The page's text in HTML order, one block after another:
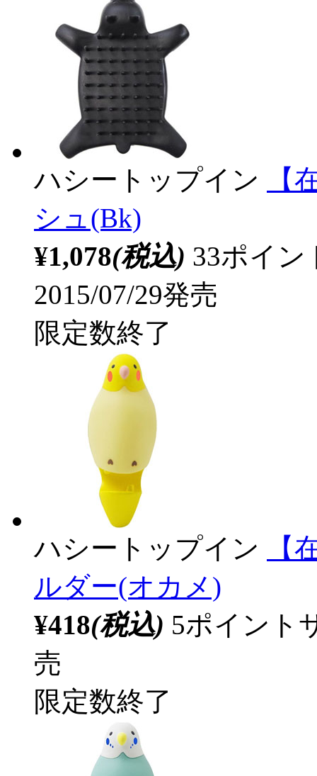
ハシートップイン
【
シュ(Bk)
¥1,078(税込) 33ポイ
2015/07/29発売
限定数終了
ハシートップイン
【
ルダー(オカメ)
¥418(税込) 5ポイント
売
限定数終了